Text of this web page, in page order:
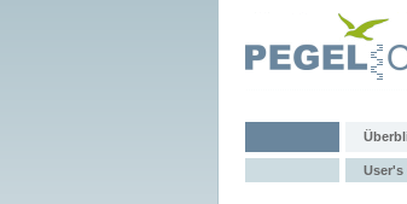
User's